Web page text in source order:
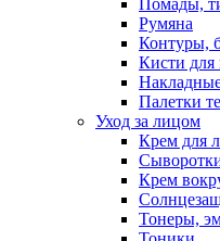
Румяна
Контуры,
Кисти для
Палетки
Уход за лицом
Крем для
Крем
Тонеры,